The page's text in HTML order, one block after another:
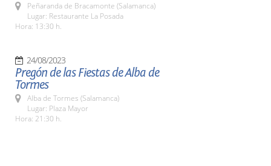
Peñaranda de Bracamonte (Salamanca)
Lugar: Restaurante La Posada
Hora: 13:30 h.
24/08/2023
Pregón de las Fiestas de Alba de
Tormes
Alba de Tormes (Salamanca)
Lugar: Plaza Mayor
Hora: 21:30 h.